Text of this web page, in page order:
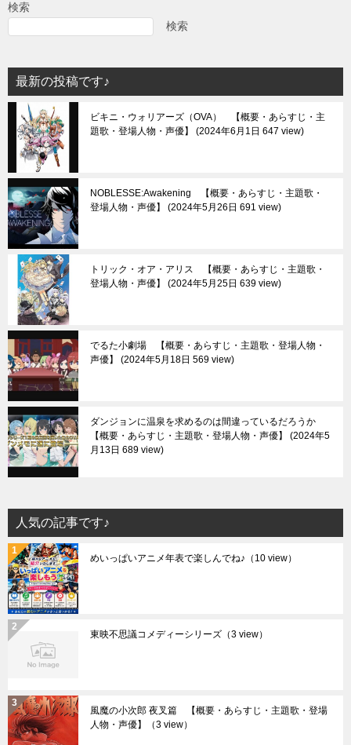
検索
検索
最新の投稿です♪
ビキニ・ウォリアーズ（OVA） 【概要・あらすじ・主
題歌・登場人物・声優】
2024年6月1日 647 view
NOBLESSE:Awakening 【概要・あらすじ・主題歌・
登場人物・声優】
2024年5月26日 691 view
トリック・オア・アリス 【概要・あらすじ・主題歌・
登場人物・声優】
2024年5月25日 639 view
でるた小劇場 【概要・あらすじ・主題歌・登場人物・
声優】
2024年5月18日 569 view
ダンジョンに温泉を求めるのは間違っているだろうか
【概要・あらすじ・主題歌・登場人物・声優】
2024年5
月13日 689 view
人気の記事です♪
めいっぱいアニメ年表で楽しんでね♪ （10 view）
東映不思議コメディーシリーズ （3 view）
風魔の小次郎 夜叉篇 【概要・あらすじ・主題歌・登場
人物・声優】
（3 view）